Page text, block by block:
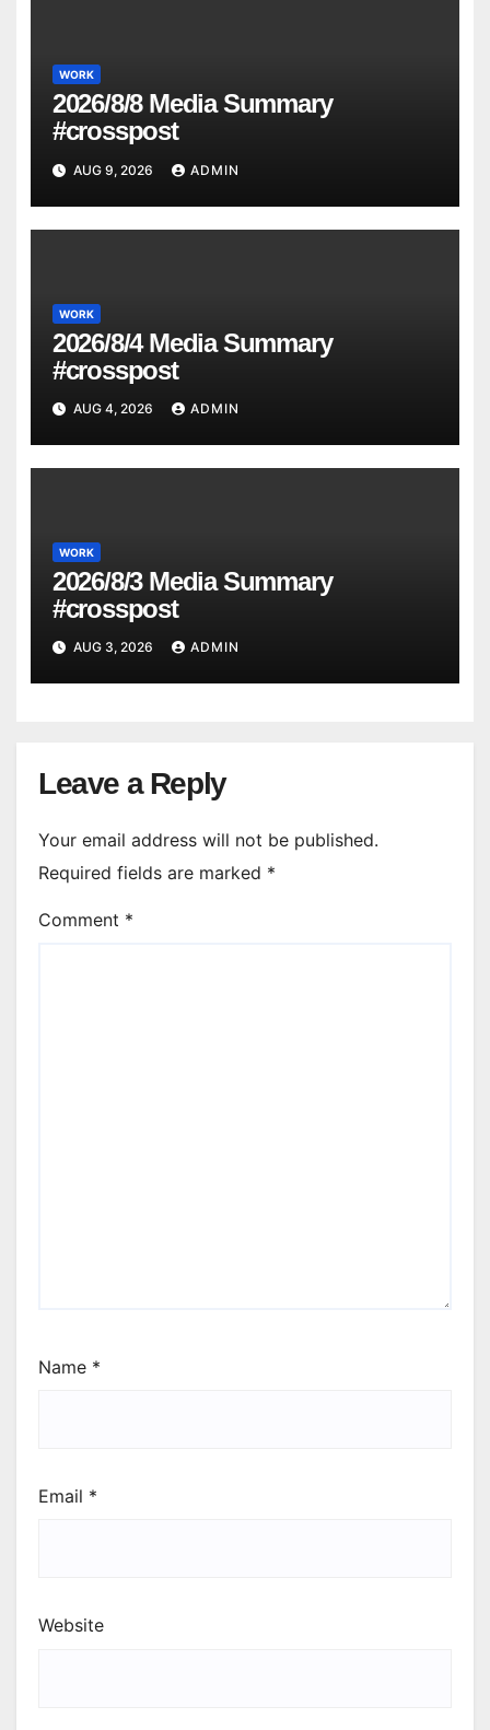
WORK
2026/8/8 Media Summary
#crosspost
AUG 9, 2026 ADMIN
WORK
2026/8/4 Media Summary
#crosspost
AUG 4, 2026 ADMIN
WORK
2026/8/3 Media Summary
#crosspost
AUG 3, 2026 ADMIN
Leave a Reply
Your email address will not be published.
Required fields are marked *
Comment *
Name *
Email *
Website